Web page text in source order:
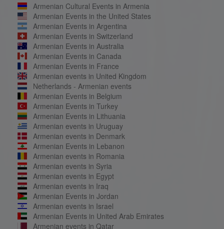
Armenian Cultural Events in Armenia
Armenian Events in the United States
Armenian Events in Argentina
Armenian Events in Switzerland
Armenian Events in Australia
Armenian Events in Canada
Armenian Events in France
Armenian events in United Kingdom
Netherlands - Armenian events
Armenian Events in Belgium
Armenian Events in Turkey
Armenian Events in Lithuania
Armenian events in Uruguay
Armenian events in Denmark
Armenian Events in Lebanon
Armenian events in Romania
Armenian events in Syria
Armenian events in Egypt
Armenian events in Iraq
Armenian Events in Jordan
Armenian events in Israel
Armenian Events in United Arab Emirates
Armenian events in Qatar